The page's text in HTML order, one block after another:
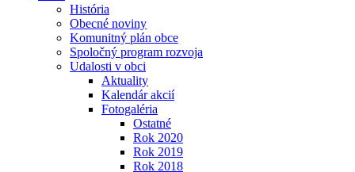
História
Obecné noviny
Komunitný plán obce
Spoločný program rozvoja
Udalosti v obci
Aktuality
Kalendár akcií
Fotogaléria
Ostatné
Rok 2020
Rok 2019
Rok 2018